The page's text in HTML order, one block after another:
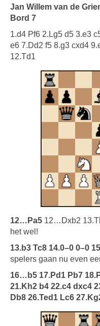
Jan Willem van de
Bord 7
1.d4 Pf6 2.Lg5 d5 3.e3
e6 7.Dd2 f5 8.g3 cxd4
12.Td1
12…Pa5 12…Dxb2
het wel!
13.b3 Tc8 14.0–0 0–0
spelers gaan nu even
16…b5 17.Pd1 Pb7
21.Kh2 b4 22.c4 dxc4
Db8 26.Ted1 Lc6